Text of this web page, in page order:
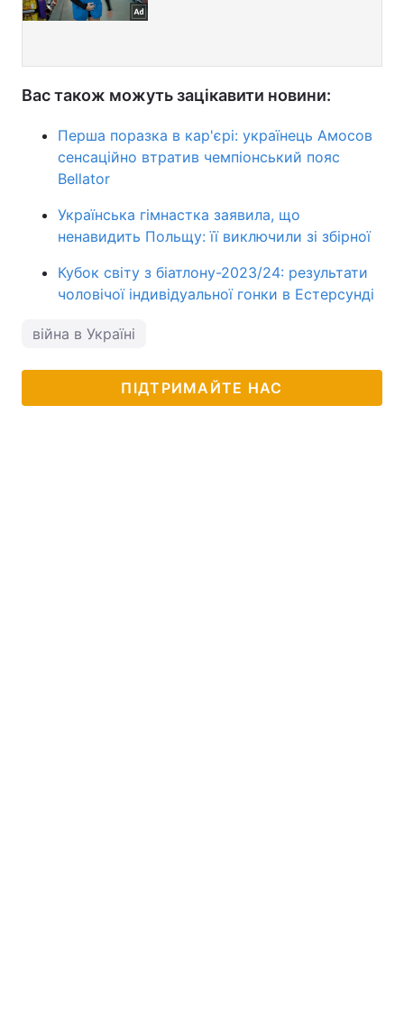
Вас також можуть зацікавити новини:
Перша поразка в кар'єрі: українець Амосов
сенсаційно втратив чемпіонський пояс
Bellator
Українська гімнастка заявила, що
ненавидить Польщу: її виключили зі збірної
Кубок світу з біатлону-2023/24: результати
чоловічої індивідуальної гонки в Естерсунді
війна в Україні
ПІДТРИМАЙТЕ НАС